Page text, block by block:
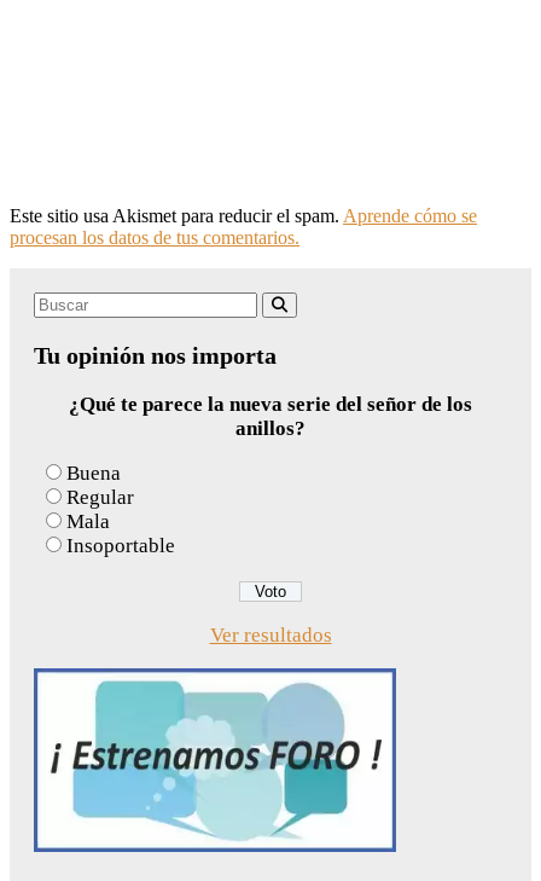
Este sitio usa Akismet para reducir el spam. Aprende cómo se
procesan los datos de tus comentarios.
Search
Tu opinión nos importa
¿Qué te parece la nueva serie del señor de los
anillos?
Buena
Regular
Mala
Insoportable
Ver resultados